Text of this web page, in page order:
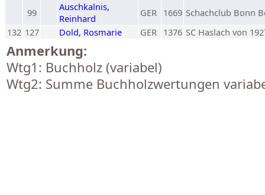
99
Auschkalnis,
Reinhard
GER 1669 Schachclub Bonn
132 127 Dold, Rosmarie GER 1376 SC Haslach von
Anmerkung:
Wtg1: Buchholz (variabel)
Wtg2: Summe Buchholzwertungen